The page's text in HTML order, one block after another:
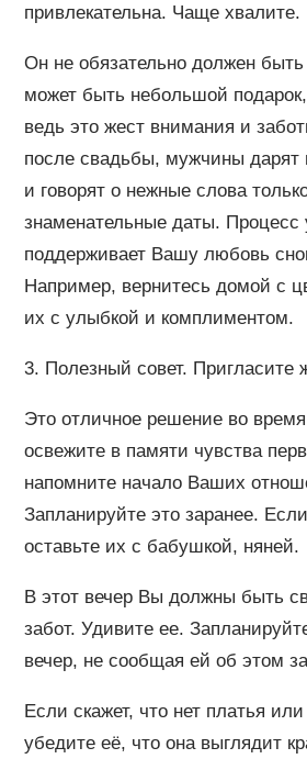
привлекательна. Чаще хвалите.
Он не обязательно должен
может быть небольшой
ведь это жест внимания и
после свадьбы, мужчины
и говорят о нежные слова
знаменательные даты. Процесс
поддерживает Вашу любовь
Например, вернитесь домой с
их с улыбкой и комплиментом.
3. Полезный совет. Пригласите
Это отличное решение во
освежите в памяти чувства
напомните начало Ваших
Запланируйте это заранее.
оставьте их с бабушкой, няней.
В этот вечер Вы должны быть
забот. Удивите ее.
вечер, не сообщая ей об этом
Если скажет, что нет платья или
убедите её, что она выглядит